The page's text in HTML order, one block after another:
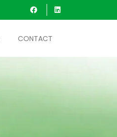
CONTACT